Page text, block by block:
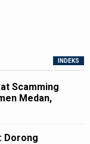
INDEKS
Scamming
Medan,
Dorong